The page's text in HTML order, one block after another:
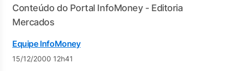
Conteúdo do Portal InfoMoney - Editoria
Mercados
Equipe InfoMoney
15/12/2000 12h41